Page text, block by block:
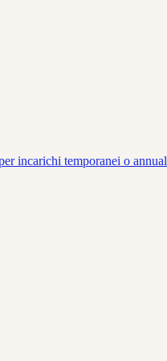
incarichi temporanei o